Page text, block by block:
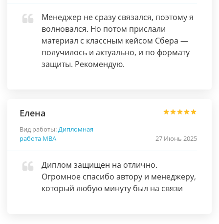
Менеджер не сразу связался, поэтому я
волновался. Но потом прислали
материал с классным кейсом Сбера —
получилось и актуально, и по формату
защиты. Рекомендую.
Елена
Вид работы:Дипломная
работа МВА
27 Июнь 2025
Диплом защищен на отлично.
Огромное спасибо автору и менеджеру,
который любую минуту был на связи